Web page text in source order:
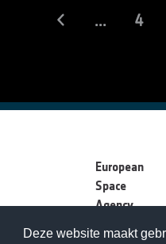
Deze website maakt
... 4
European
Space
Agency